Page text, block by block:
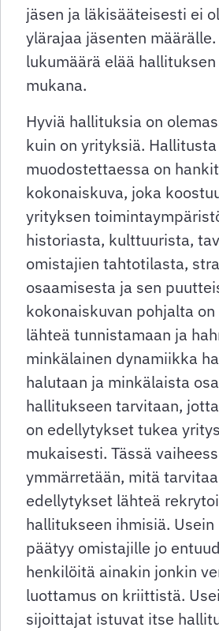
jäsen ja läkisääteisesti ei
ylärajaa jäsenten
lukumäärä elää
mukana.
Hyviä hallituksia on
kuin on yrityksiä. Hallitusta
muodostettaessa on
kokonaiskuva, joka
yrityksen
historiasta, kulttuurista,
omistajien tahtotilasta,
osaamisesta ja sen
kokonaiskuvan pohjalta
lähteä tunnistamaan ja
minkälainen dynamiikka
halutaan ja minkälaista
hallitukseen tarvitaan,
on edellytykset tukea
mukaisesti. Tässä
ymmärretään, mitä
edellytykset lähteä
hallitukseen ihmisiä.
päätyy omistajille jo
henkilöitä ainakin jonkin
luottamus on kriittistä.
sijoittajat istuvat itse